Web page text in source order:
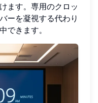
ます。専用のクロッ
ーを凝視する代わり
できます。